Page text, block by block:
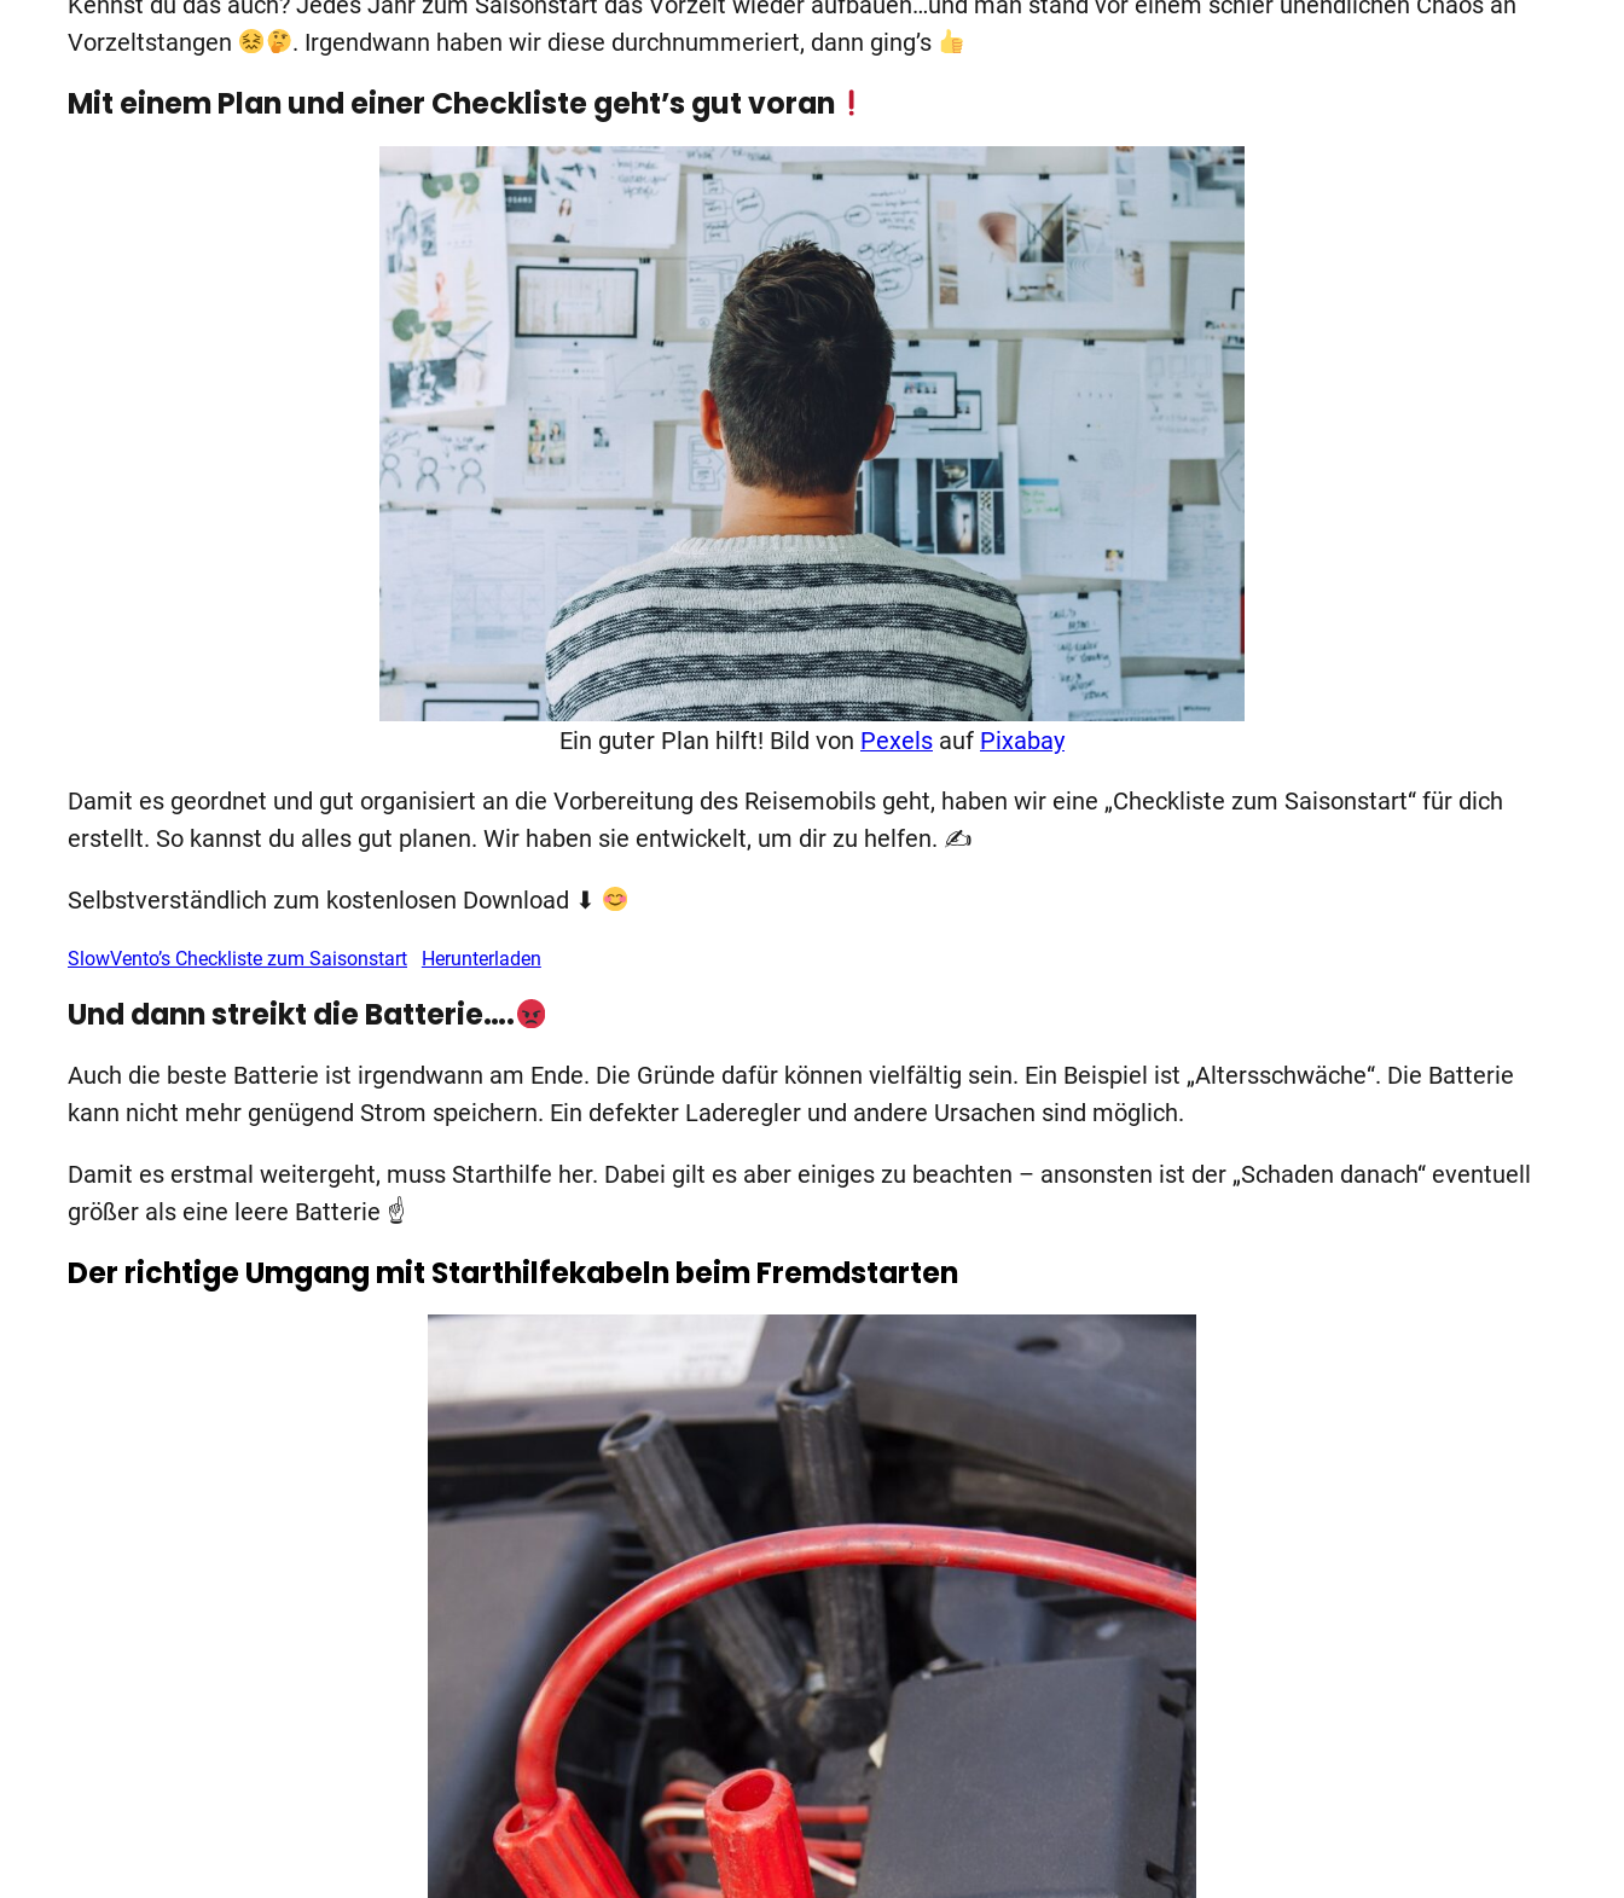
Kennst du das auch? Jedes Jahr zum Saisonstart das Vorzelt wieder aufbauen…und man stand vor einem schier unendlichen Chaos an
Vorzeltstangen
. Irgendwann haben wir diese durchnummeriert, dann ging’s
Mit einem Plan und einer Checkliste geht’s gut voran
Ein guter Plan hilft! Bild von Pexels auf Pixabay
Damit es geordnet und gut organisiert an die Vorbereitung des Reisemobils geht, haben wir eine „Checkliste zum Saisonstart“ für dich
erstellt. So kannst du alles gut planen. Wir haben sie entwickelt, um dir zu helfen. ✍
Selbstverständlich zum kostenlosen Download ⬇
SlowVento’s Checkliste zum Saisonstart Herunterladen
Und dann streikt die Batterie….
Auch die beste Batterie ist irgendwann am Ende. Die Gründe dafür können vielfältig sein. Ein Beispiel ist „Altersschwäche“. Die Batterie
kann nicht mehr genügend Strom speichern. Ein defekter Laderegler und andere Ursachen sind möglich.
Damit es erstmal weitergeht, muss Starthilfe her. Dabei gilt es aber einiges zu beachten – ansonsten ist der „Schaden danach“ eventuell
größer als eine leere Batterie ☝
Der richtige Umgang mit Starthilfekabeln beim Fremdstarten